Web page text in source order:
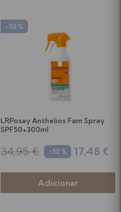
-50 %
LRPosay Anthelios Fam Spray
SPF50+300ml
34,95 € -50 % 17,48 €